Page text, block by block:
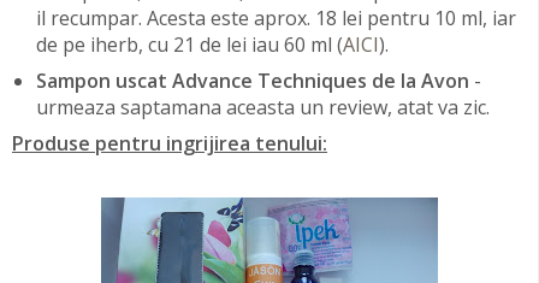
il recumpar. Acesta este aprox. 18 lei pentru 10 ml, iar
de pe iherb, cu 21 de lei iau 60 ml (AICI).
Sampon uscat Advance Techniques de la Avon -
urmeaza saptamana aceasta un review, atat va zic.
Produse pentru ingrijirea tenului: